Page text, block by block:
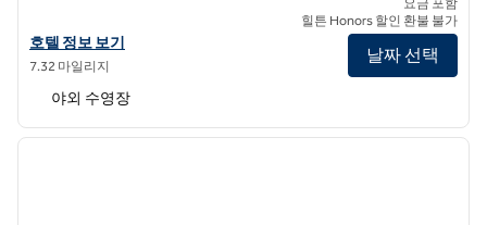
더블트리 바이 힐튼 올랜도 테마 파크 리조트의 호텔 정보 보기
호텔 정보 보기
7.32 마일리지
요금 포함
힐튼 Honors 할인 환불 불가
날짜 선택
야외 수영장
1/12
다음